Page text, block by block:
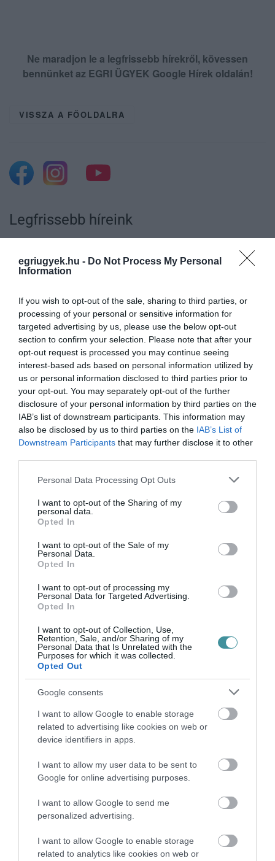
egriugyek.hu - Do Not Process My Personal
Information
If you wish to opt-out of the sale, sharing to third parties, or
processing of your personal or sensitive information for
targeted advertising by us, please use the below opt-out
section to confirm your selection. Please note that after your
opt-out request is processed you may continue seeing
interest-based ads based on personal information utilized by
us or personal information disclosed to third parties prior to
your opt-out. You may separately opt-out of the further
disclosure of your personal information by third parties on the
IAB’s list of downstream participants. This information may
also be disclosed by us to third parties on the IAB’s List of
Downstream Participants that may further disclose it to other
Please note that this website/app uses one or more Google
not limited to your visit or usage behaviour. You may click to
grant or deny consent to Google and its third-party tags to
use your data for below specified purposes in below Google
consent section.
Personal Data Processing Opt Outs
I want to opt-out of the Sharing of my
personal data.
Opted In
I want to opt-out of the Sale of my
Personal Data.
Opted In
I want to opt-out of processing my
Personal Data for Targeted Advertising.
Opted In
I want to opt-out of Collection, Use,
Retention, Sale, and/or Sharing of my
Personal Data that Is Unrelated with the
Purposes for which it was collected.
Opted Out
Google consents
I want to allow Google to enable storage
related to advertising like cookies on web or
device identifiers in apps.
I want to allow my user data to be sent to
Google for online advertising purposes.
I want to allow Google to send me
personalized advertising.
I want to allow Google to enable storage
related to analytics like cookies on web or
Ne maradjon le a legfrissebb hírekről, kövessen
bennünket az EGRI ÜGYEK Google Hírek oldalán!
VISSZA A FŐOLDALRA
Legfrissebb híreink
KIHÍVÁSOK A KARRIER KE...
2026. augusztus 09|
35 PERCES TANÓRÁK ÉS KEVESEBB HÁZI
FELADAT JÖHET AZ ALSÓ ...
2026. augusztus 08|Mindenki ügye
BAKA ANDRÁST JELÖLI KÖZTÁRSASÁGI
ELNÖKNEK A TISZA
2026. augusztus 08| Mindenki ügye
TELJES SZAKÍTÁS JÖN A...
TATA ELBŰVÖLŐ LÁTVÁNYOSSÁGAI,
TELJESEN ÚJRAINDUL A P...
2026. augusztus 07|Mindenki ügye
TANULJ NÉMETÜL OTTHONRÓL: A
DIGITÁLIS TANULÁS ELŐNYEI
2026. augusztus 07|Promóció
ÚJRAINDULNAK A KORÁBBAN
LEÁLLÍTOTT SZOLGÁLTATÁSOK AZ EGRI...
Eger ügye